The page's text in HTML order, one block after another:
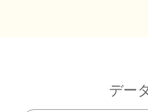
デー